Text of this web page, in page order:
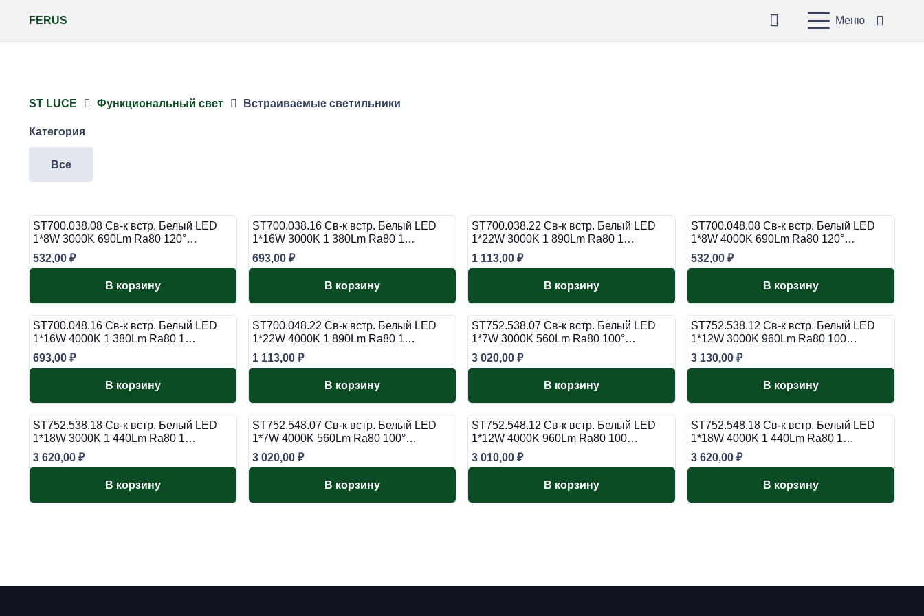
FERUS Меню
ST LUCE Функциональный свет Встраиваемые светильники
Категория
Все
ST700.038.08 Св-к встр. Белый LED
1*8W 3000K 690Lm Ra80 120°…
532,00 ₽
В корзину
ST700.038.16 Св-к встр. Белый LED
1*16W 3000K 1 380Lm Ra80 1…
693,00 ₽
В корзину
ST700.038.22 Св-к встр. Белый LED
1*22W 3000K 1 890Lm Ra80 1…
1 113,00 ₽
В корзину
ST700.048.08 Св-к встр. Белый LED
1*8W 4000K 690Lm Ra80 120°…
532,00 ₽
В корзину
ST700.048.16 Св-к встр. Белый LED
1*16W 4000K 1 380Lm Ra80 1…
693,00 ₽
В корзину
ST700.048.22 Св-к встр. Белый LED
1*22W 4000K 1 890Lm Ra80 1…
1 113,00 ₽
В корзину
ST752.538.07 Св-к встр. Белый LED
1*7W 3000K 560Lm Ra80 100°…
3 020,00 ₽
В корзину
ST752.538.12 Св-к встр. Белый LED
1*12W 3000K 960Lm Ra80 100…
3 130,00 ₽
В корзину
ST752.538.18 Св-к встр. Белый LED
1*18W 3000K 1 440Lm Ra80 1…
3 620,00 ₽
В корзину
ST752.548.07 Св-к встр. Белый LED
1*7W 4000K 560Lm Ra80 100°…
3 020,00 ₽
В корзину
ST752.548.12 Св-к встр. Белый LED
1*12W 4000K 960Lm Ra80 100…
3 010,00 ₽
В корзину
ST752.548.18 Св-к встр. Белый LED
1*18W 4000K 1 440Lm Ra80 1…
3 620,00 ₽
В корзину